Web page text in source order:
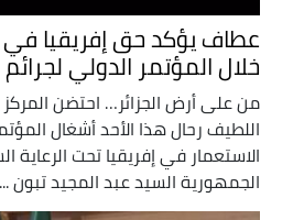
عطاف يؤكد حق إفريقيا في
خلال المؤتمر الدولي لجرائم
من على أرض الجزائر… احتضن المركز
اللطيف رحال هذا الأحد أشغال
الاستعمار في إفريقيا تحت الرعاية
الجمهورية السيد عبد المجيد تبون ...